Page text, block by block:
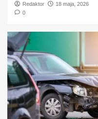
Redaktor
18 maja, 2026
0